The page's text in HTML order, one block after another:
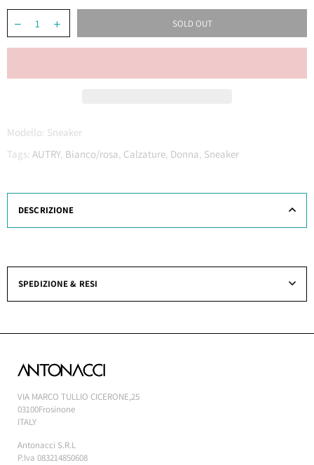
SOLD OUT
Modello: Sneaker
Tags: AUTRY, Bianco/rosa, Calzature, Donna, Sneaker
DESCRIZIONE
SPEDIZIONE & RESI
VIA MARCO TULLIO CICERONE,25
03100Frosinone
ITALY
Antonacci S.R.L
P.Iva 083214850608